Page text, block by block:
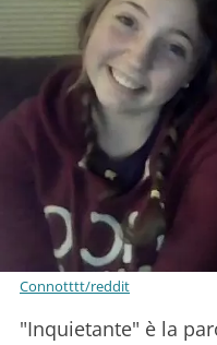
Connotttt/reddit
"Inquietante" è la